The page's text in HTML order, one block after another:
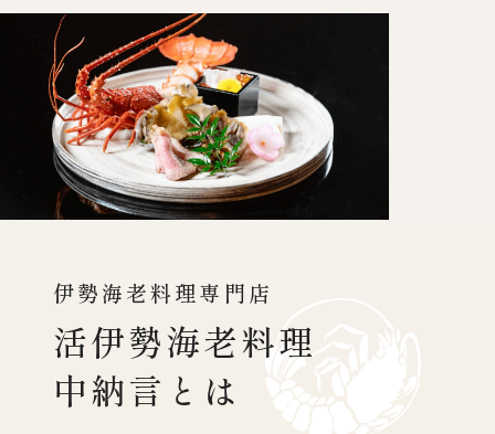
伊勢海老料理専門店
活伊勢海老料理
中納言とは